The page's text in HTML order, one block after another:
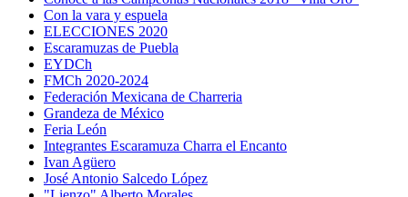
Con la vara y espuela
ELECCIONES 2020
Escaramuzas de Puebla
EYDCh
FMCh 2020-2024
Federación Mexicana de Charreria
Grandeza de México
Feria León
Integrantes Escaramuza Charra el Encanto
Ivan Agüero
José Antonio Salcedo López